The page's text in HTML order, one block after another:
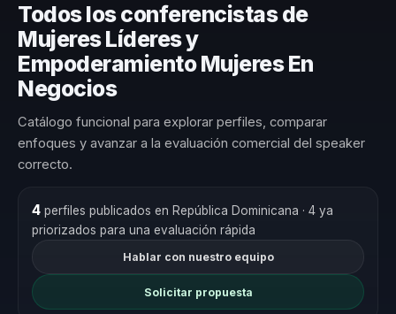
Todos los conferencistas de
Mujeres Líderes y
Empoderamiento Mujeres En
Negocios
Catálogo funcional para explorar perfiles, comparar
enfoques y avanzar a la evaluación comercial del speaker
correcto.
4perfiles publicados en República Dominicana · 4 ya
priorizados para una evaluación rápida
Hablar con nuestro equipo
Solicitar propuesta